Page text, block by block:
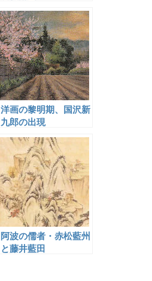
洋画の黎明期、国沢新
九郎の出現
阿波の儒者・赤松藍州
と藤井藍田